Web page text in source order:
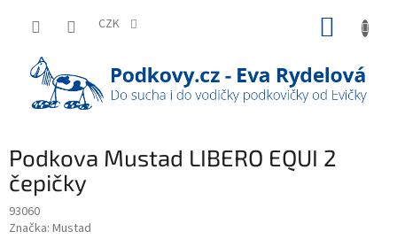
CZK
Podkova Mustad LIBERO EQUI 2
čepičky
93060
Značka: Mustad